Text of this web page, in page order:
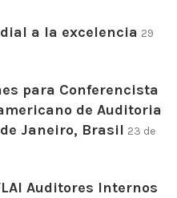
a la excelencia 29
para Conferencista
de Auditoria
Janeiro, Brasil 23 de
Auditores Internos